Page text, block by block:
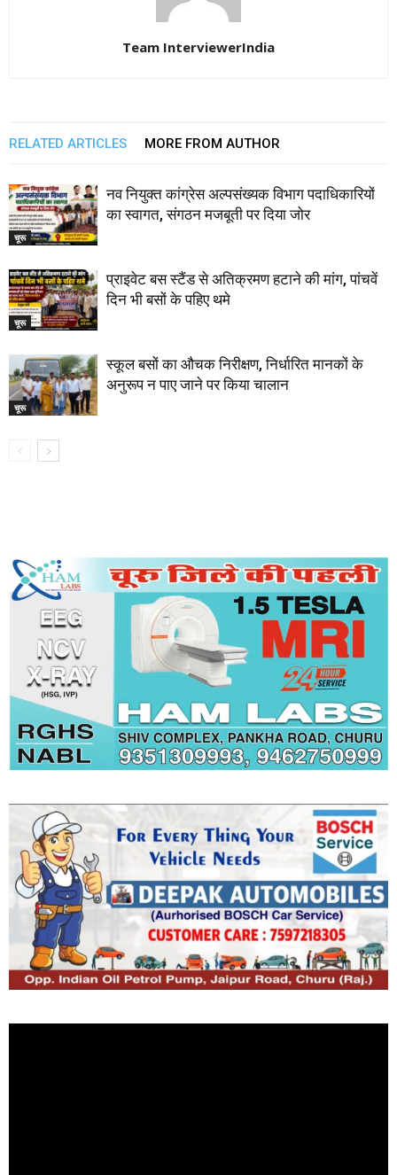
Team InterviewerIndia
RELATED ARTICLES MORE FROM AUTHOR
चूरू
नव नियुक्त कांग्रेस अल्पसंख्यक विभाग पदाधिकारियों
का स्वागत, संगठन मजबूती पर दिया जोर
चूरू
प्राइवेट बस स्टैंड से अतिक्रमण हटाने की मांग, पांचवें
दिन भी बसों के पहिए थमे
चूरू
स्कूल बसों का औचक निरीक्षण, निर्धारित मानकों के
अनुरूप न पाए जाने पर किया चालान